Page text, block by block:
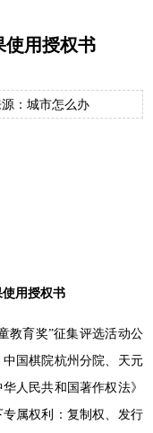
使用授权书
：城市怎么办
用授权书
教育奖”征集评选活动公
国棋院杭州分院、天元
人民共和国著作权法》
属权利：复制权、发行